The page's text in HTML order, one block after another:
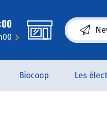
(s’ouvre
Biocoop